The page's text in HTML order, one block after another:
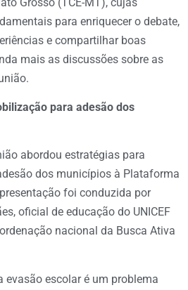
para enriquecer o debate,
e compartilhar boas
mais as discussões sobre as
para adesão dos
abordou estratégias para
dos municípios à Plataforma
foi conduzida por
oficial de educação do UNICEF
nacional da Busca Ativa
evasão escolar é um problema